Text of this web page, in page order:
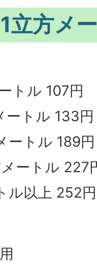
立方メ
トル 107円
ートル 133円
ートル 189円
ートル 227
ル以上 252円